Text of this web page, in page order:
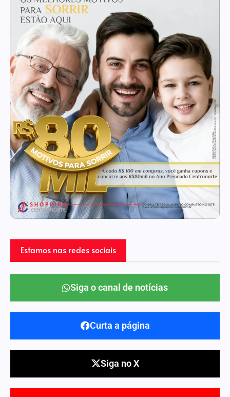
Estamos nas redes sociais
Siga o canal de notícias
Curta a página
Siga no X